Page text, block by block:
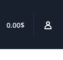
0.00$